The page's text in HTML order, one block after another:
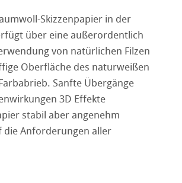
Skizzenpapier in der
über eine außerordentlich
von natürlichen Filzen
Oberfläche des naturweißen
Sanfte Übergänge
3D Effekte
stabil aber angenehm
die Anforderungen aller